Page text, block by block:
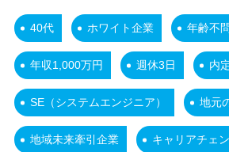
40代 ホワイト企業 年齢不問
年収1,000万円 週休3日 内
SE（システムエンジニア） 地元
地域未来牽引企業 キャリアチェ